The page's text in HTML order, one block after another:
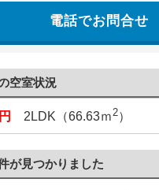
電話でお問合せ
空室状況
2LDK（66.63ｍ2）
が見つかりました